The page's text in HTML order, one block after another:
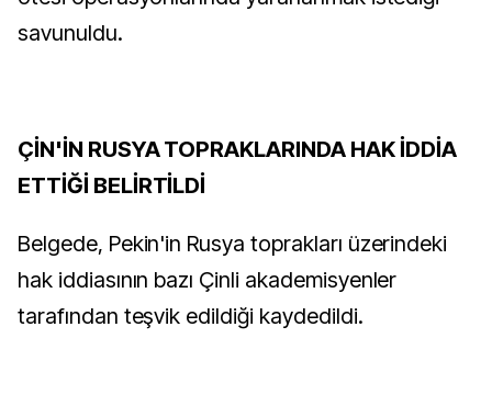
savunuldu.
ÇİN'İN RUSYA TOPRAKLARINDA HAK İDDİA
ETTİĞİ BELİRTİLDİ
Belgede, Pekin'in Rusya toprakları üzerindeki
hak iddiasının bazı Çinli akademisyenler
tarafından teşvik edildiği kaydedildi.